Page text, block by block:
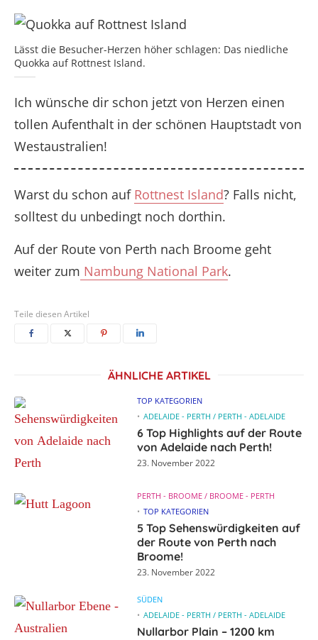
Lässt die Besucher-Herzen höher schlagen: Das niedliche
Quokka auf Rottnest Island.
Ich wünsche dir schon jetzt von Herzen einen
tollen Aufenthalt in der schönen Hauptstadt von
Westaustralien!
Warst du schon auf Rottnest Island? Falls nicht,
solltest du unbedingt noch dorthin.
Auf der Route von Perth nach Broome geht
weiter zum Nambung National Park.
Teile diesen Artikel
ÄHNLICHE ARTIKEL
TOP KATEGORIEN
ADELAIDE - PERTH / PERTH - ADELAIDE
6 Top Highlights auf der Route
von Adelaide nach Perth!
23. November 2022
PERTH - BROOME / BROOME - PERTH
TOP KATEGORIEN
5 Top Sehenswürdigkeiten auf
der Route von Perth nach
Broome!
23. November 2022
SÜDEN
ADELAIDE - PERTH / PERTH - ADELAIDE
Nullarbor Plain – 1200 km